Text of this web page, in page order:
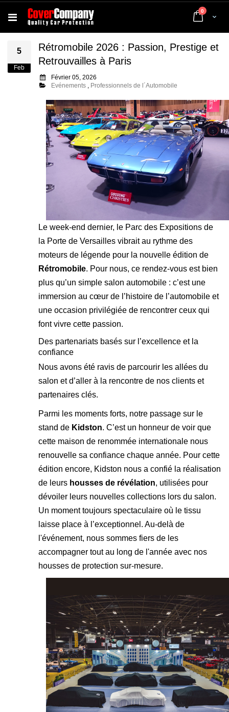
Cart
0 articles
5
Feb
Rétromobile 2026 : Passion, Prestige et
Retrouvailles à Paris
Février 05, 2026
Evénements, Professionnels de l´Automobile
Le week-end dernier, le Parc des Expositions de
la Porte de Versailles vibrait au rythme des
moteurs de légende pour la nouvelle édition de
Rétromobile. Pour nous, ce rendez-vous est bien
plus qu’un simple salon automobile : c’est une
immersion au cœur de l’histoire de l’automobile et
une occasion privilégiée de rencontrer ceux qui
font vivre cette passion.
Des partenariats basés sur l’excellence et la
confiance
Nous avons été ravis de parcourir les allées du
salon et d’aller à la rencontre de nos clients et
partenaires clés.
Parmi les moments forts, notre passage sur le
stand de Kidston. C’est un honneur de voir que
cette maison de renommée internationale nous
renouvelle sa confiance chaque année. Pour cette
édition encore, Kidston nous a confié la réalisation
de leurs housses de révélation, utilisées pour
dévoiler leurs nouvelles collections lors du salon.
Un moment toujours spectaculaire où le tissu
laisse place à l’exceptionnel. Au-delà de
l'événement, nous sommes fiers de les
accompagner tout au long de l'année avec nos
housses de protection sur-mesure.